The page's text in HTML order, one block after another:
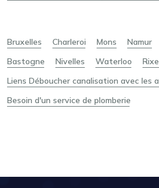
Bruxelles Charleroi Mons Namur
Bastogne
Nivelles Waterloo
Liens Déboucher canalisation avec les
Besoin d'un service de plomberie